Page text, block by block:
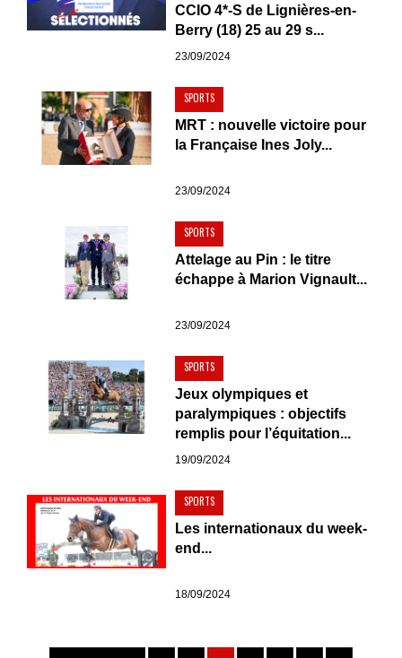
CCIO 4*-S de Lignières-en-
Berry (18) 25 au 29 s...
23/09/2024
SPORTS
MRT : nouvelle victoire pour
la Française Ines Joly...
23/09/2024
SPORTS
Attelage au Pin : le titre
échappe à Marion Vignault...
23/09/2024
SPORTS
Jeux olympiques et
paralympiques : objectifs
remplis pour l’équitation...
19/09/2024
SPORTS
Les internationaux du week-
end...
18/09/2024